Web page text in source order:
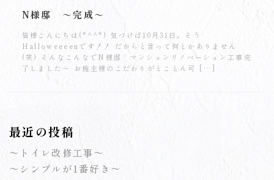
N様邸 ～完成～
皆様こんにちは(*^^*) 気づけば10月31日。そう
Halloweeeenです！！ だからと言って何とかありません
(笑) そんなこんなでN様邸 マンションリノベーション工事完
了しました～ お施主様のこだわりがとことん可 […]
最近の投稿
～トイレ改修工事～
～シンプルが1番好き～